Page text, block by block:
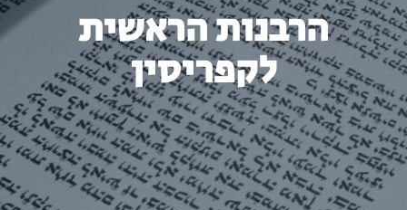
הרבנות הראשית
לקפריסין